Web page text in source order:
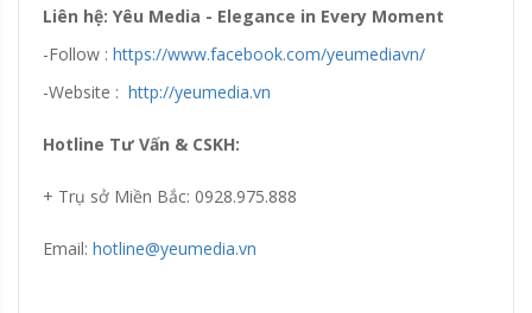
Liên hệ: Yêu Media - Elegance in Every Moment
-Follow : https://www.facebook.com/yeumediavn/
-Website : http://yeumedia.vn
Hotline Tư Vấn & CSKH:
+ Trụ sở Miền Bắc: 0928.975.888
Email: hotline@yeumedia.vn